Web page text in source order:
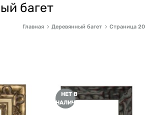
багет
Главная Деревянный багет Страница 20
НЕТ В
НАЛИЧИИ